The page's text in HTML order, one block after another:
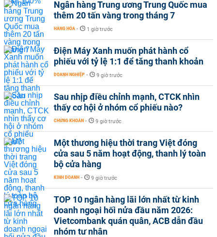
Ngân hàng Trung ương Trung Quốc mua
thêm 20 tấn vàng trong tháng 7
HÀNG HÓA - 1 giờ trước
Điện Máy Xanh muốn phát hành cổ
phiếu với tỷ lệ 1:1 để tăng thanh khoản
DOANH NGHIỆP - 9 giờ trước
Sau nhịp điều chỉnh mạnh, CTCK nhìn
thấy cơ hội ở nhóm cổ phiếu nào?
CHỨNG KHOÁN - 9 giờ trước
Một thương hiệu thời trang Việt đóng
cửa sau 5 năm hoạt động, thanh lý toàn
bộ cửa hàng
KINH DOANH - 9 giờ trước
TOP 10 ngân hàng lãi lớn nhất từ kinh
doanh ngoại hối nửa đầu năm 2026:
Vietcombank quán quân, ACB dẫn đầu
nhóm tư nhân